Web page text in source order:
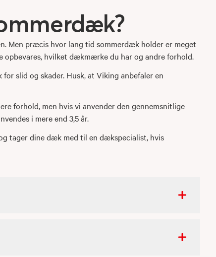
Men præcis hvor lang tid sommerdæk holder er meget
hvilket dækmærke du har og andre forhold.
slid og skader. Husk, at Viking anbefaler en
forhold, men hvis vi anvender den gennemsnitlige
i mere end 3,5 år.
tager dine dæk med til en dækspecialist, hvis